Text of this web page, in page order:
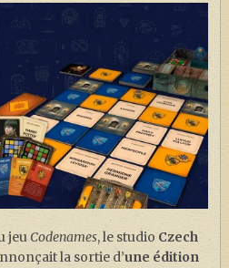
jeuCodenames, le studio Czech
la sortie d’une édition